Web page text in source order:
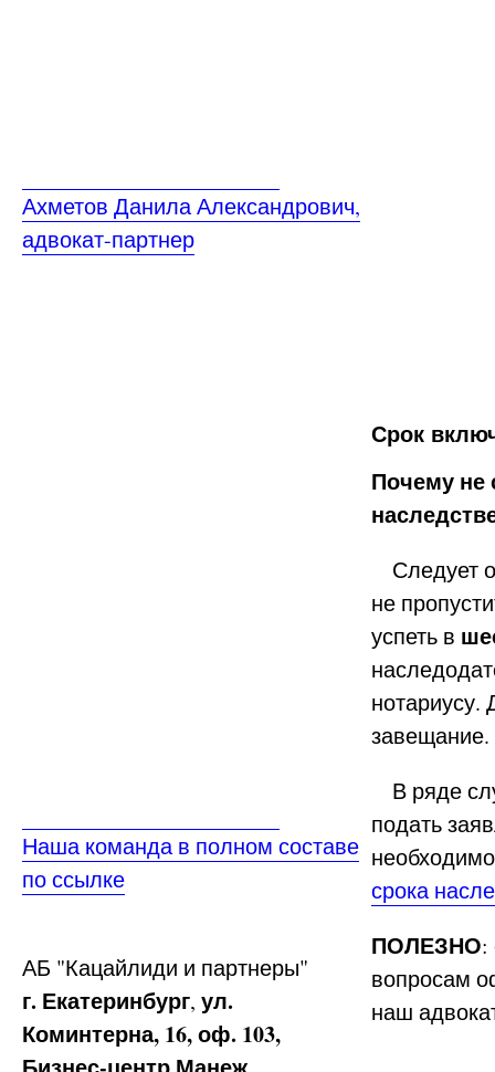
Ахметов Данила Александрович,
адвокат-партнер
Наша команда в полном составе
по ссылке
АБ "Кацайлиди и партнеры"
г. Екатеринбург, ул.
Коминтерна, 16, оф. 103,
Срок
Почему не
Следует
не
успеть в
нотариусу.
завещание.
В ряде
подать
срока
ПОЛЕЗНО:
вопросам
наш